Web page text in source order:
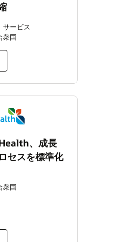
サービス
衆国
、成長
セスを標準化
衆国